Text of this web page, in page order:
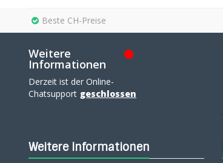
Beste CH-Preise
Weitere
Informationen
Derzeit ist der Online-
Chatsupport geschlossen
Weitere Informationen